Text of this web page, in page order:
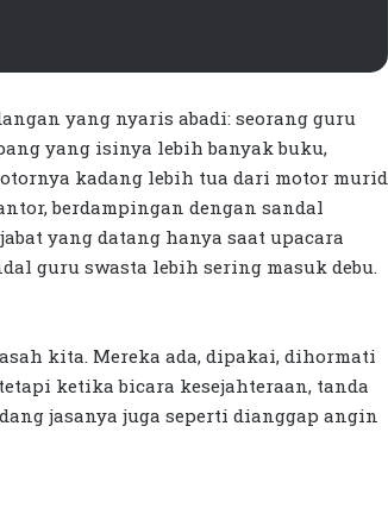
yang nyaris abadi: seorang guru
yang isinya lebih banyak buku,
kadang lebih tua dari motor murid
berdampingan dengan sandal
yang datang hanya saat upacara
guru swasta lebih sering masuk debu.
kita. Mereka ada, dipakai, dihormati
ketika bicara kesejahteraan, tanda
jasanya juga seperti dianggap angin